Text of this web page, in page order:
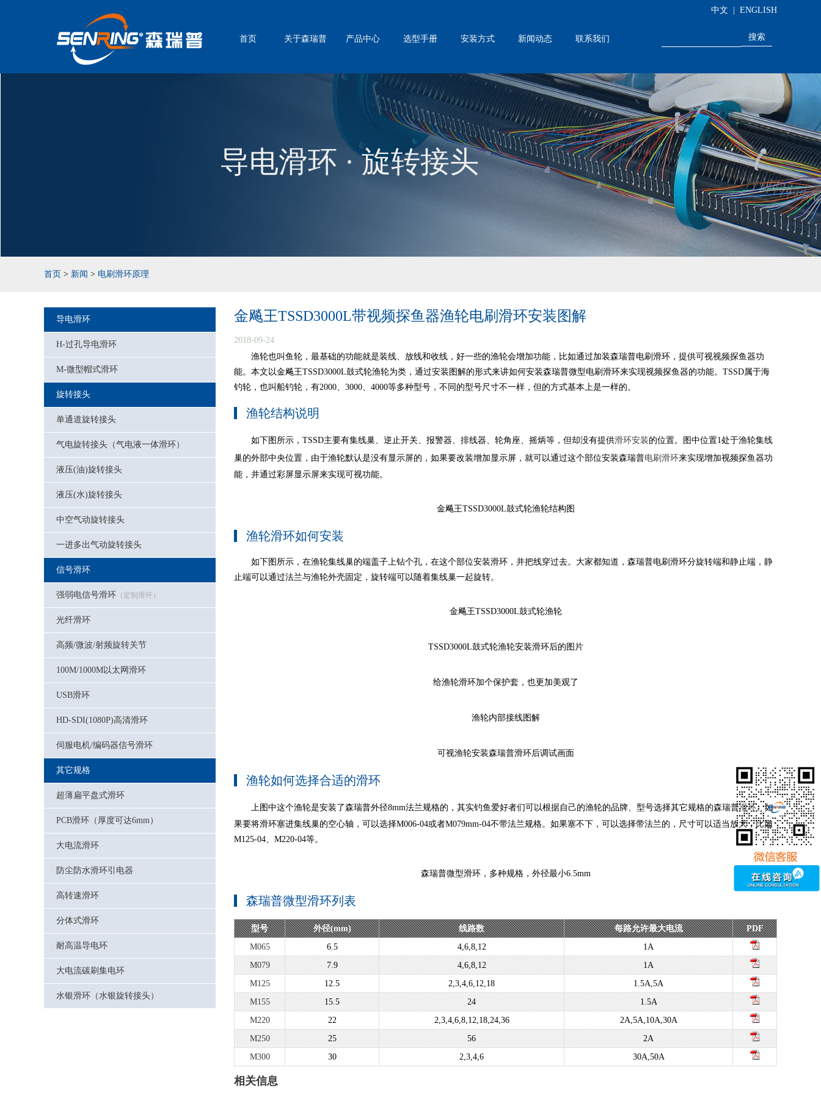
首页 关于森瑞普 产品中心 选型手册 安装方式 新闻动态 联系我们
中文 ENGLISH
导电滑环 · 旋转接头
首页 > 新闻 > 电刷滑环原理
导电滑环
H-过孔导电滑环
M-微型帽式滑环
旋转接头
单通道旋转接头
气电旋转接头（气电液一体滑环）
液压(油)旋转接头
液压(水)旋转接头
中空气动旋转接头
一进多出气动旋转接头
信号滑环
强弱电信号滑环 （定制滑环）
光纤滑环
高频/微波/射频旋转关节
100M/1000M以太网滑环
USB滑环
HD-SDI(1080P)高清滑环
伺服电机/编码器信号滑环
其它规格
超薄扁平盘式滑环
PCB滑环（厚度可达6mm）
大电流滑环
防尘防水滑环引电器
高转速滑环
分体式滑环
耐高温导电环
大电流碳刷集电环
水银滑环（水银旋转接头）
金飚王TSSD3000L带视频探鱼器渔轮电刷滑环安装图解
2018-09-24
渔轮也叫鱼轮，最基础的功能就是装线、放线和收线，好一些的渔轮会增加功能，比如通过加装森瑞普电刷滑环，提供可视视频探鱼器功
能。本文以金飚王TSSD3000L鼓式轮渔轮为类，通过安装图解的形式来讲如何安装森瑞普微型电刷滑环来实现视频探鱼器的功能。TSSD属于海
钓轮，也叫船钓轮，有2000、3000、4000等多种型号，不同的型号尺寸不一样，但的方式基本上是一样的。
渔轮结构说明
如下图所示，TSSD主要有集线巢、逆止开关、报警器、排线器、轮角座、摇炳等，但却没有提供滑环安装的位置。图中位置1处于渔轮集线
巢的外部中央位置，由于渔轮默认是没有显示屏的，如果要改装增加显示屏，就可以通过这个部位安装森瑞普电刷滑环来实现增加视频探鱼器功
能，并通过彩屏显示屏来实现可视功能。
金飚王TSSD3000L鼓式轮渔轮结构图
渔轮滑环如何安装
如下图所示，在渔轮集线巢的端盖子上钻个孔，在这个部位安装滑环，并把线穿过去。大家都知道，森瑞普电刷滑环分旋转端和静止端，静
止端可以通过法兰与渔轮外壳固定，旋转端可以随着集线巢一起旋转。
金飚王TSSD3000L鼓式轮渔轮
TSSD3000L鼓式轮渔轮安装滑环后的图片
给渔轮滑环加个保护套，也更加美观了
渔轮内部接线图解
可视渔轮安装森瑞普滑环后调试画面
渔轮如何选择合适的滑环
上图中这个渔轮是安装了森瑞普外径8mm法兰规格的，其实钓鱼爱好者们可以根据自己的渔轮的品牌、型号选择其它规格的森瑞普滑环。如
果要将滑环塞进集线巢的空心轴，可以选择M006-04或者M079mm-04不带法兰规格。如果塞不下，可以选择带法兰的，尺寸可以适当放大，比如
M125-04、M220-04等。
森瑞普微型滑环，多种规格，外径最小6.5mm
森瑞普微型滑环列表
型号 外径(mm) 线路数 每路允许最大电流
PDF
M065
6.5 4,6,8,12
1A
M079
7.9 4,6,8,12
1A
M125
12.5 2,3,4,6,12,18
1.5A,5A
M155
15.5 24
1.5A
M220
22 2,3,4,6,8,12,18,24,36
2A,5A,10A,30A
M250
25 56
2A
M300
30 2,3,4,6 30A,50A
相关信息